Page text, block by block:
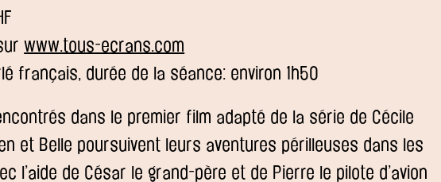
www.tous-ecrans.com
français, durée de la séance: environ 1h50
dans le premier film adapté de la série de Cécile
et Belle poursuivent leurs aventures périlleuses dans les
l’aide de César le grand-père et de Pierre le pilote d’avion